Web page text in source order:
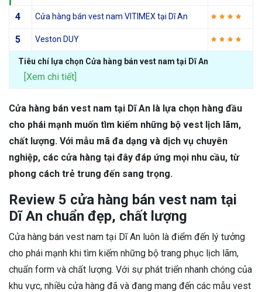
4 Cửa hàng bán vest nam VITIMEX tại Dĩ An
5 Veston DUY
Tiêu chí lựa chọn Cửa hàng bán vest nam tại Dĩ An
[Xem chi tiết]
Cửa hàng bán vest nam tại Dĩ An là lựa chọn hàng đầu
cho phái mạnh muốn tìm kiếm những bộ vest lịch lãm,
chất lượng. Với mẫu mã đa dạng và dịch vụ chuyên
nghiệp, các cửa hàng tại đây đáp ứng mọi nhu cầu, từ
phong cách trẻ trung đến sang trọng.
Review 5 cửa hàng bán vest nam tại
Dĩ An chuẩn đẹp, chất lượng
Cửa hàng bán vest nam tại Dĩ An luôn là điểm đến lý tưởng
cho phái mạnh khi tìm kiếm những bộ trang phục lịch lãm,
chuẩn form và chất lượng. Với sự phát triển nhanh chóng của
khu vực, nhiều cửa hàng đã và đang mang đến các mẫu vest